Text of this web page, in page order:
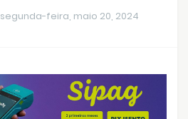
segunda-feira, maio 20, 2024